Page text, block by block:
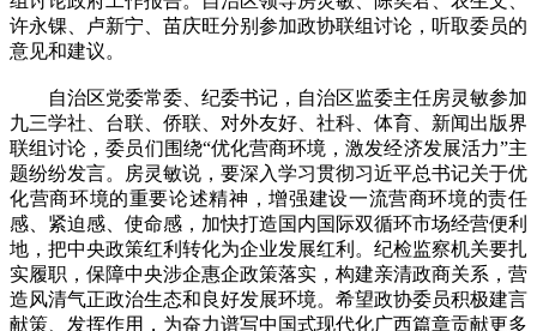
许永锞、卢新宁、苗庆旺分别参加政协联组讨论，听取委员的
意见和建议。
自治区党委常委、纪委书记，自治区监委主任房灵敏参加
九三学社、台联、侨联、对外友好、社科、体育、新闻出版界
联组讨论，委员们围绕“优化营商环境，激发经济发展活力”主
题纷纷发言。房灵敏说，要深入学习贯彻习近平总书记关于优
化营商环境的重要论述精神，增强建设一流营商环境的责任
感、紧迫感、使命感，加快打造国内国际双循环市场经营便利
地，把中央政策红利转化为企业发展红利。纪检监察机关要扎
实履职，保障中央涉企惠企政策落实，构建亲清政商关系，营
造风清气正政治生态和良好发展环境。希望政协委员积极建言
献策、发挥作用，为奋力谱写中国式现代化广西篇章贡献更多